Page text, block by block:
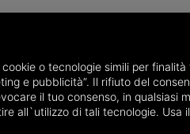
vendita in provincia di Como
Case
o tecnologie simili per
e pubblicità”. Il rifiuto del
il tuo consenso, in qualsiasi
all`utilizzo di tali tecnologie. Usa